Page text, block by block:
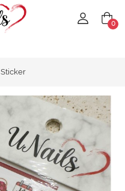
0
Sticker